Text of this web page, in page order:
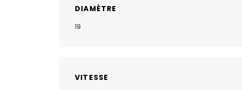
DIAMÈTRE
19
VITESSE